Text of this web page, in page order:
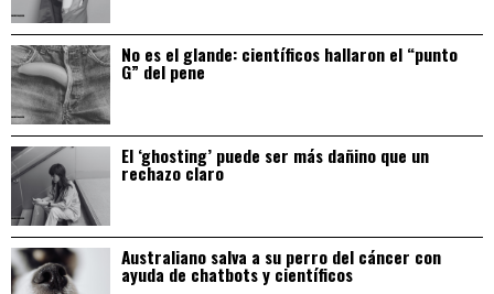
No es el glande: científicos hallaron el “punto
G” del pene
El ‘ghosting’ puede ser más dañino que un
rechazo claro
Australiano salva a su perro del cáncer con
ayuda de chatbots y científicos